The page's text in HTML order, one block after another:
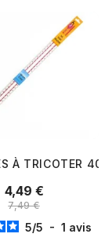
PRYM
À TRICOTER 40
4,49 €
7,49 €
5/5 - 1 avis